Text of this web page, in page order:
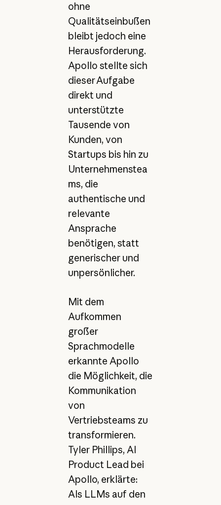
ohne
Qualitätseinbußen
bleibt jedoch eine
Herausforderung.
Apollo stellte sich
dieser Aufgabe
direkt und
unterstützte
Tausende von
Kunden, von
Startups bis hin zu
Unternehmenstea
ms, die
authentische und
relevante
Ansprache
benötigen, statt
generischer und
unpersönlicher.
Mit dem
Aufkommen
großer
Sprachmodelle
erkannte Apollo
die Möglichkeit, die
Kommunikation
von
Vertriebsteams zu
transformieren.
Tyler Phillips, AI
Product Lead bei
Apollo, erklärte:
Als LLMs auf den